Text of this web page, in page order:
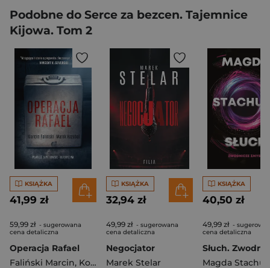
Podobne do Serce za bezcen. Tajemnice
Kijowa. Tom 2
KSIĄŻKA
41,99 zł
59,99 zł - sugerowana
cena detaliczna
Operacja Rafael
Faliński Marcin, Kozubal Marek
KSIĄŻKA
32,94 zł
49,99 zł - sugerowana
cena detaliczna
Negocjator
Marek Stelar
KSIĄŻKA
40,50 zł
49,99 zł -
cena detaliczna
Magda